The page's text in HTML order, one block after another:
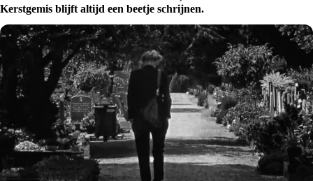
Kerstgemis blijft altijd een beetje schrijnen.